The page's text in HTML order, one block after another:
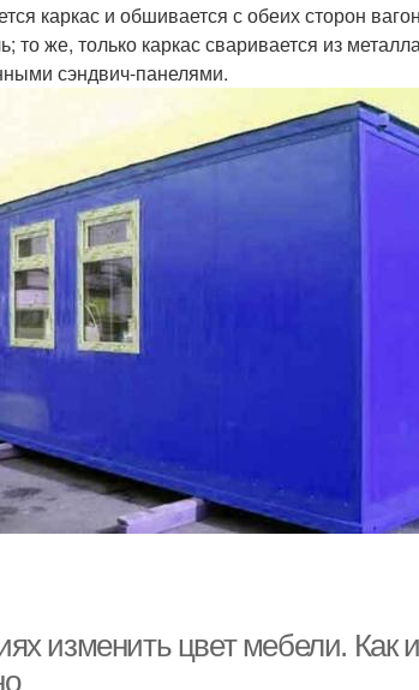
каркас и обшивается с обеих сторон
то же, только каркас сваривается из
сэндвич-панелями.
изменить цвет мебели. Как